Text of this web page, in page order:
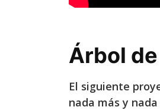
Árbol
El siguiente
nada más y